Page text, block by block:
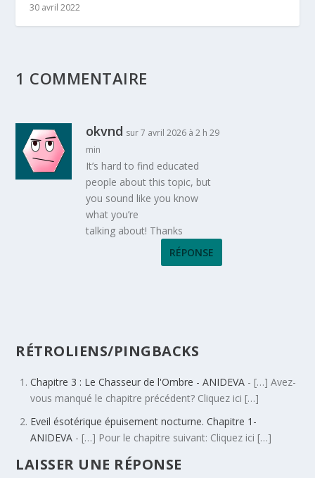
30 avril 2022
1 COMMENTAIRE
okvnd sur 7 avril 2026 à 2 h 29
min
It’s hard to find educated
people about this topic, but
you sound like you know
what you’re
talking about! Thanks
RÉPONSE
RÉTROLIENS/PINGBACKS
Chapitre 3 : Le Chasseur de l'Ombre - ANIDEVA - […] Avez-
vous manqué le chapitre précédent? Cliquez ici […]
Eveil ésotérique épuisement nocturne. Chapitre 1-
ANIDEVA - […] Pour le chapitre suivant: Cliquez ici […]
LAISSER UNE RÉPONSE